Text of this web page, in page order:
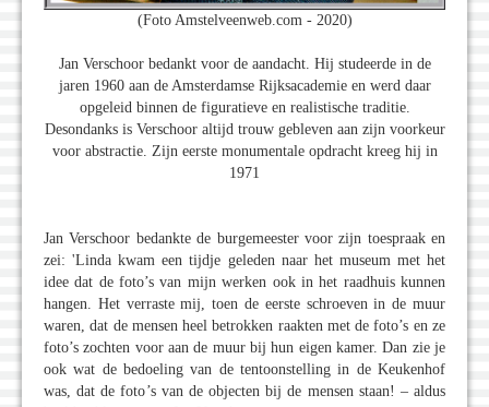
(Foto Amstelveenweb.com - 2020)
Jan Verschoor bedankt voor de aandacht. Hij studeerde in de
jaren 1960 aan de Amsterdamse Rijksacademie en werd daar
opgeleid binnen de figuratieve en realistische traditie.
Desondanks is Verschoor altijd trouw gebleven aan zijn voorkeur
voor abstractie. Zijn eerste monumentale opdracht kreeg hij in
1971
Jan Verschoor bedankte de burgemeester voor zijn toespraak en
zei: 'Linda kwam een tijdje geleden naar het museum met het
idee dat de foto’s van mijn werken ook in het raadhuis kunnen
hangen. Het verraste mij, toen de eerste schroeven in de muur
waren, dat de mensen heel betrokken raakten met de foto’s en ze
foto’s zochten voor aan de muur bij hun eigen kamer. Dan zie je
ook wat de bedoeling van de tentoonstelling in de Keukenhof
was, dat de foto’s van de objecten bij de mensen staan! – aldus